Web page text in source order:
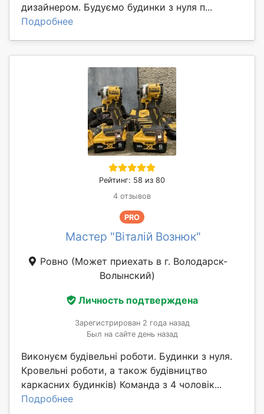
дизайнером. Будуємо будинки з нуля п...
Подробнее
Рейтинг: 58 из 80
4 отзывов
PRO
Мастер "Віталій Вознюк"
Ровно (Может приехать в г. Володарск-
Волынский)
Личность подтверждена
Зарегистрирован 2 года назад
Был на сайте день назад
Виконуєм будівельні роботи. Будинки з нуля.
Кровельні роботи, а також будівництво
каркасних будинків) Команда з 4 чоловік...
Подробнее